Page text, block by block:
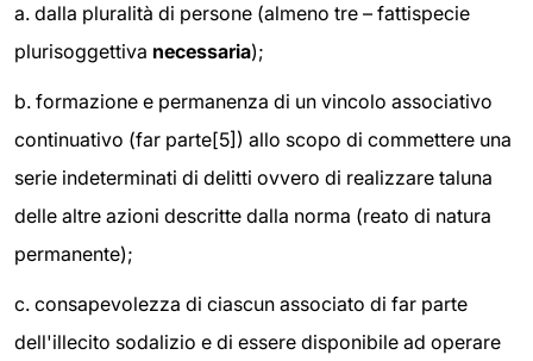
a. dalla pluralità di persone (almeno tre – fattispecie
plurisoggettiva necessaria);
b. formazione e permanenza di un vincolo associativo
continuativo (far parte[5]) allo scopo di commettere una
serie indeterminati di delitti ovvero di realizzare taluna
delle altre azioni descritte dalla norma (reato di natura
permanente);
c. consapevolezza di ciascun associato di far parte
dell'illecito sodalizio e di essere disponibile ad operare